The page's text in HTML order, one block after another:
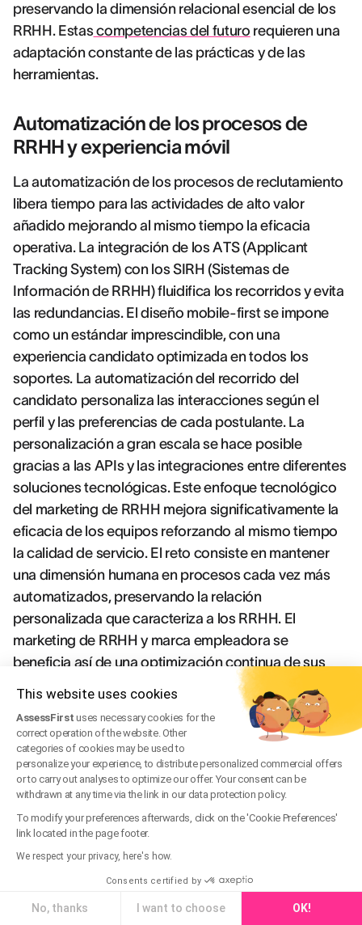
This website uses cookies
AssessFirstuses necessary cookies for the
correct operation of the website. Other
categories of cookies may be used to
personalize your experience, to distribute personalized commercial offers
or to carry out analyses to optimize our offer. Your consent can be
withdrawn at any time via the link in our data protection policy.
To modify your preferences afterwards, click on the 'Cookie Preferences'
link located in the page footer.
We respect your privacy, here's how.
Consents certified by
No, thanks I want to choose OK!
preservando la dimensión relacional esencial de los
RRHH. Estascompetencias del futuro requieren una
adaptación constante de las prácticas y de las
herramientas.
Automatización de los procesos de
RRHH y experiencia móvil
La automatización de los procesos de reclutamiento
libera tiempo para las actividades de alto valor
añadido mejorando al mismo tiempo la eficacia
operativa. La integración de los ATS (Applicant
Tracking System) con los SIRH (Sistemas de
Información de RRHH) fluidifica los recorridos y evita
las redundancias. El diseño mobile-first se impone
como un estándar imprescindible, con una
experiencia candidato optimizada en todos los
soportes. La automatización del recorrido del
candidato personaliza las interacciones según el
perfil y las preferencias de cada postulante. La
personalización a gran escala se hace posible
gracias a las APIs y las integraciones entre diferentes
soluciones tecnológicas. Este enfoque tecnológico
del marketing de RRHH mejora significativamente la
eficacia de los equipos reforzando al mismo tiempo
la calidad de servicio. El reto consiste en mantener
una dimensión humana en procesos cada vez más
automatizados, preservando la relación
personalizada que caracteriza a los RRHH. El
marketing de RRHH y marca empleadora se
beneficia así de una optimización continua de sus
Medición del rendimiento y ROI del
marketing de RRHH
La medición del rendimiento constituye un desafío
crucial para legitimar las inversiones en marketing de
RRHH y marca empleadora. Los KPIs específicos
incluyen el coste por contratación, el tiempo medio
de reclutamiento, las tasas de conversión en cada
etapa del proceso y los indicadores de retención. El